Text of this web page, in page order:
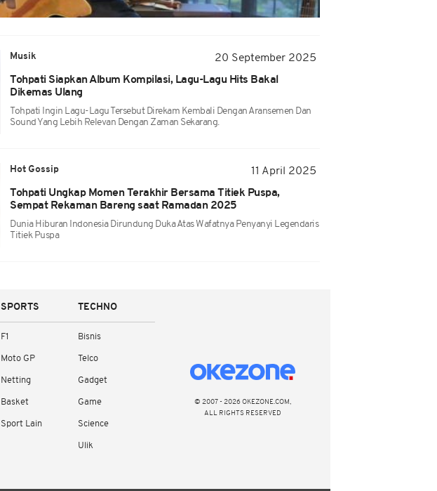
Musik
20 September 2025
Tohpati Siapkan Album Kompilasi, Lagu-Lagu Hits Bakal
Dikemas Ulang
Tohpati Ingin Lagu-Lagu Tersebut Direkam Kembali Dengan Aransemen Dan
Sound Yang Lebih Relevan Dengan Zaman Sekarang.
Hot Gossip
11 April 2025
Tohpati Ungkap Momen Terakhir Bersama Titiek Puspa,
Sempat Rekaman Bareng saat Ramadan 2025
Dunia Hiburan Indonesia Dirundung Duka Atas Wafatnya Penyanyi Legendaris
Titiek Puspa
SPORTS
F1
Moto GP
Netting
Basket
Sport Lain
TECHNO
Bisnis
Telco
Gadget
Game
Science
Ulik
© 2007 - 2026 OKEZONE.COM,
ALL RIGHTS RESERVED